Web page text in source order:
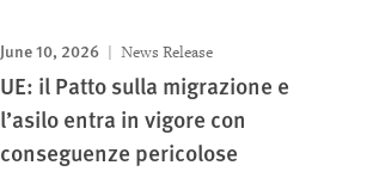
June 10, 2026 News Release
UE: il Patto sulla migrazione e
l’asilo entra in vigore con
conseguenze pericolose